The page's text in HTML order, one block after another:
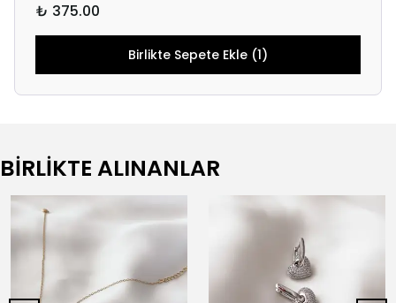
₺ 375.00
Birlikte Sepete Ekle (1)
BİRLİKTE ALINANLAR